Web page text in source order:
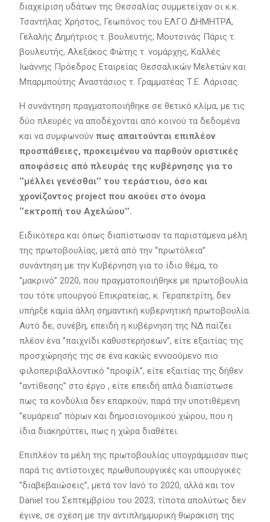
διαχείριση υδάτων της Θεσσαλίας συμμετείχαν οι κ.κ.
Τσαντήλας Χρήστος, Γεωπόνος του ΕΛΓΟ ΔΗΜΗΤΡΑ,
Γελαλής Δημήτριος τ. βουλευτής, Μουτσινάς Πάρις τ.
βουλευτής, Αλεξάκος Φώτης τ. νομάρχης, Καλλές
Ιωάννης Πρόεδρος Εταιρείας Θεσσαλικών Μελετών και
Μπαρμπούτης Αναστάσιος τ. Γραμματέας Τ.Ε. Λάρισας.
Η συνάντηση πραγματοποιήθηκε σε θετικό κλίμα, με τις
δύο πλευρές να αποδέχονται από κοινού τα δεδομένα
και να συμφωνούν πως απαιτούνται επιπλέον
προσπάθειες, προκειμένου να παρθούν οριστικές
αποφάσεις από πλευράς της κυβέρνησης για το
‘’μέλλει γενέσθαι’’ του τεράστιου, όσο και
χρονίζοντος project που ακούει στο όνομα
‘’εκτροπή του Αχελώου’’.
Ειδικότερα και όπως διαπίστωσαν τα παριστάμενα μέλη
της πρωτοβουλίας, μετά από την ‘’πρωτόλεια’’
συνάντηση με την Κυβέρνηση για το ίδιο θέμα, το
‘’μακρινό’’ 2020, που πραγματοποιήθηκε με πρωτοβουλία
του τότε υπουργού Επικρατείας, κ. Γεραπετρίτη, δεν
υπήρξε καμία άλλη σημαντική κυβερνητική πρωτοβουλία.
Αυτό δε, συνέβη, επειδή η κυβέρνηση της ΝΔ παίζει
πλέον ένα ‘’παιχνίδι καθυστερήσεων’’, είτε εξαιτίας της
προσχώρησής της σε ένα κακώς εννοούμενο πιο
φιλοπεριβαλλοντικό ‘’προφίλ’’, είτε εξαιτίας της δήθεν
‘’αντίθεσης’’ στο έργο , είτε επειδή απλά διαπίστωσε
πως τα κονδύλια δεν επαρκούν, παρά την υποτιθέμενη
‘’ευμάρεια’’ πόρων και δημοσιονομικού χώρου, που η
ίδια διακηρύττει, πως η χώρα διαθέτει.
Επιπλέον τα μέλη της πρωτοβουλίας υπογράμμισαν πως
παρά τις αντίστοιχες πρωθυπουργικές και υπουργικές
‘’διαβεβαιώσεις’’, μετά τον Ιανό το 2020, αλλά και τον
Daniel του Σεπτεμβρίου του 2023, τίποτα απολύτως δεν
έγινε, σε σχέση με την αντιπλημμυρική θωράκιση της